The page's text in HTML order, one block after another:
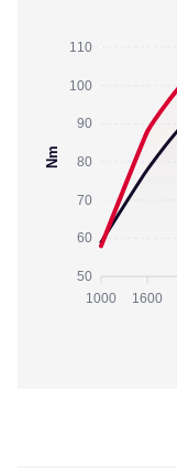
110
100
90
80
70
60
50
Nm
1000 1600